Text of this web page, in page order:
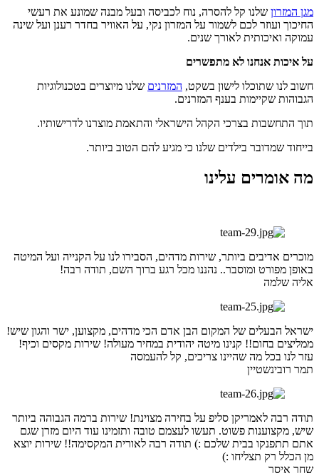
מגן המזרון שלנו קל להסרה, נוח לכביסה ובעל מבנה שמונע את רעשי
החיכוך ועוזר לכם לשמור על המזרון נקי, על האוויר בחדר רענן ועל שינה
עמוקה ואיכותית לאורך שנים.
על איכות אנחנו לא מתפשרים
חשוב לנו שתוכלו לישון בשקט, המזרנים שלנו מיוצרים בטכנולוגיות
הגבוהות שקיימות בענף המזרנים.
תוך התחשבות בצרכי הקהל הישראלי והתאמת מוצרנו לדרישותיו.
בייחוד שמדובר בילדים שלנו כי מגיע להם הטוב ביותר.
מה אומרים עלינו
מוכרים אדיבים ביותר, שירות מדהים, הסבירו לנו על הקנייה ועל המיטה
באופן מפורט ומוסבר.. נהננו מכל רגע ברוך השם, תודה רבה!
אליה שלמה
ישראל הבעלים של המקום הבן אדם הכי מדהים, מקצוען, ישר והגון שיש!
ממליצים בחום!! קנינו מיטה יהודית במחיר מעולה! שירות מקסים וכיף!
עזר לנו בכל מה שהיינו צריכים, קל להעמסה
תמר רובינשטיין
תודה רבה לאמריקן סליפ על בחירה מצוינת! שירות ברמה הגבוהה ביותר
שיש, מקצוענות פשוט. תעשו לעצמם טובה ותזמינו עוד היום מזרן שגם
אתם תתפנקו בבית שלכם :) תודה רבה לאורית המקסימה!! שירות יוצא
מן הכלל רק תצליחו :)
שחר איסר